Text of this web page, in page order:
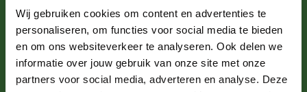
Wij gebruiken cookies om content en advertenties te
personaliseren, om functies voor social media te bieden
en om ons websiteverkeer te analyseren. Ook delen we
informatie over jouw gebruik van onze site met onze
partners voor social media, adverteren en analyse. Deze
Van Wijnen Makelaardij
T:033 – 245 16 39
E:info@vanwijnennijkerk.nl